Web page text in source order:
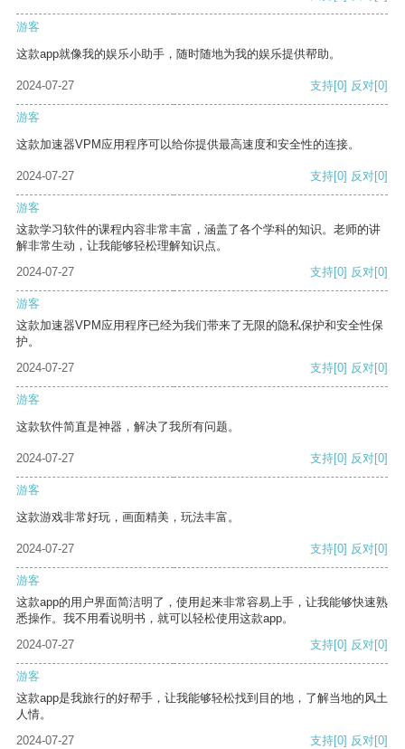
游客
这款app就像我的娱乐小助手，随时随地为我的娱乐提供帮助。
2024-07-27 支持[0] 反对[0]
游客
这款加速器VPM应用程序可以给你提供最高速度和安全性的连接。
2024-07-27 支持[0] 反对[0]
游客
这款学习软件的课程内容非常丰富，涵盖了各个学科的知识。老师的讲
解非常生动，让我能够轻松理解知识点。
2024-07-27
支持[0] 反对[0]
游客
这款加速器VPM应用程序已经为我们带来了无限的隐私保护和安全性保
护。
2024-07-27
支持[0] 反对[0]
游客
这款软件简直是神器，解决了我所有问题。
2024-07-27 支持[0] 反对[0]
游客
这款游戏非常好玩，画面精美，玩法丰富。
2024-07-27 支持[0] 反对[0]
游客
这款app的用户界面简洁明了，使用起来非常容易上手，让我能够快速熟
悉操作。我不用看说明书，就可以轻松使用这款app。
2024-07-27
支持[0] 反对[0]
游客
这款app是我旅行的好帮手，让我能够轻松找到目的地，了解当地的风土
人情。
2024-07-27
支持[0] 反对[0]